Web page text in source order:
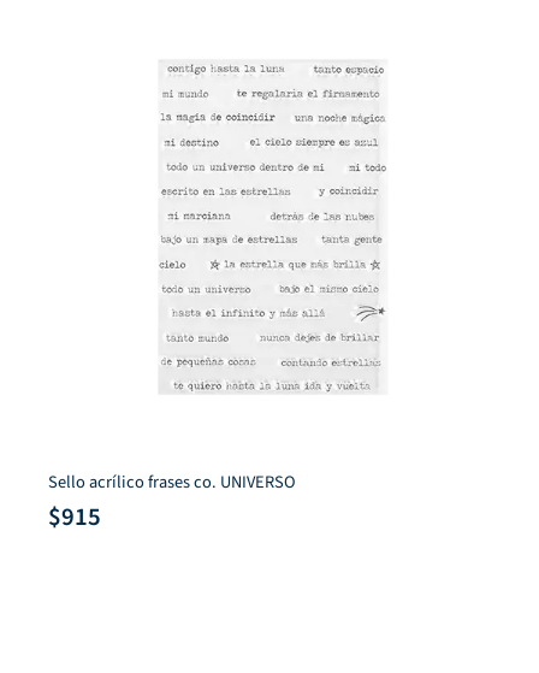
Sello acrílico frases co. UNIVERSO
$915